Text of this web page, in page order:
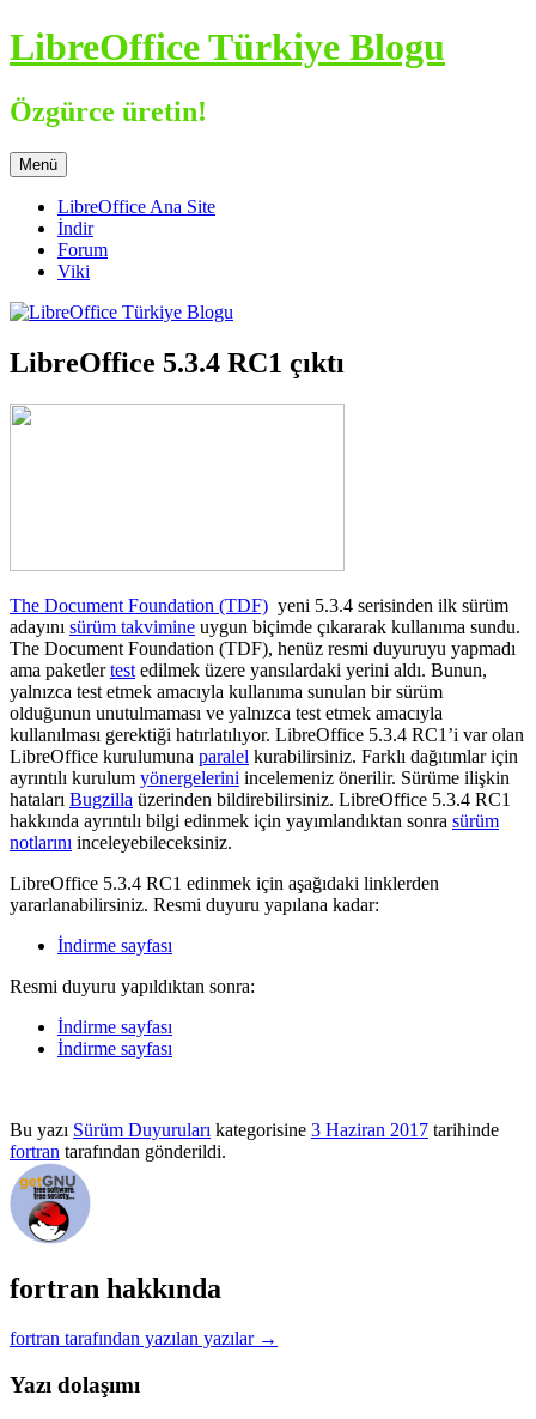
İçeriğe
atla
LibreOffice Türkiye Blogu
Özgürce üretin!
Menü
LibreOffice Ana Site
İndir
Forum
Viki
LibreOffice 5.3.4 RC1 çıktı
The Document Foundation (TDF) yeni 5.3.4 serisinden ilk sürüm
adayını sürüm takvimine uygun biçimde çıkararak kullanıma sundu.
The Document Foundation (TDF), henüz resmi duyuruyu yapmadı
ama paketlertest edilmek üzere yansılardaki yerini aldı. Bunun,
yalnızca test etmek amacıyla kullanıma sunulan bir sürüm
olduğunun unutulmaması ve yalnızca test etmek amacıyla
kullanılması gerektiği hatırlatılıyor. LibreOffice 5.3.4 RC1’i var olan
LibreOffice kurulumuna paralel kurabilirsiniz. Farklı dağıtımlar için
ayrıntılı kurulum yönergelerini incelemeniz önerilir. Sürüme ilişkin
hataları Bugzilla üzerinden bildirebilirsiniz. LibreOffice 5.3.4 RC1
hakkında ayrıntılı bilgi edinmek için yayımlandıktan sonra sürüm
notlarını inceleyebileceksiniz.
LibreOffice 5.3.4 RC1 edinmek için aşağıdaki linklerden
yararlanabilirsiniz. Resmi duyuru yapılana kadar:
İndirme sayfası
Resmi duyuru yapıldıktan sonra:
İndirme sayfası
İndirme sayfası
Bu yazı Sürüm Duyuruları kategorisine 3 Haziran 2017 tarihinde
fortran tarafından gönderildi.
fortran hakkında
fortran tarafından yazılan yazılar →
Yazı dolaşımı